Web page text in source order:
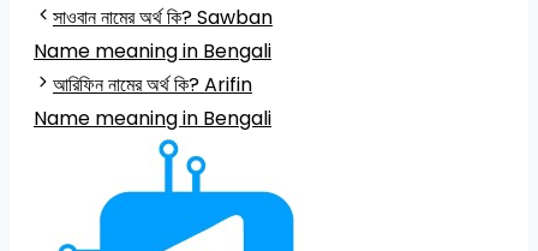
সাওবান নামের অর্থ কি? Sawban
Name meaning in Bengali
আরিফিন নামের অর্থ কি? Arifin
Name meaning in Bengali